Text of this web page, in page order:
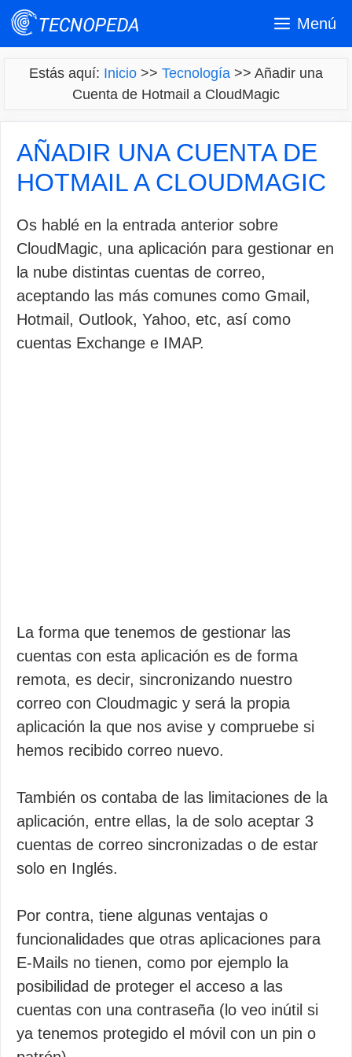
Saltar
Menú
Estás aquí: Inicio >> Tecnología >> Añadir una
Cuenta de Hotmail a CloudMagic
AÑADIR UNA CUENTA DE
HOTMAIL A CLOUDMAGIC
Os hablé en la entrada anterior sobre
CloudMagic, una aplicación para gestionar en
la nube distintas cuentas de correo,
aceptando las más comunes como Gmail,
Hotmail, Outlook, Yahoo, etc, así como
cuentas Exchange e IMAP.
La forma que tenemos de gestionar las
cuentas con esta aplicación es de forma
remota, es decir, sincronizando nuestro
correo con Cloudmagic y será la propia
aplicación la que nos avise y compruebe si
hemos recibido correo nuevo.
También os contaba de las limitaciones de la
aplicación, entre ellas, la de solo aceptar 3
cuentas de correo sincronizadas o de estar
solo en Inglés.
Por contra, tiene algunas ventajas o
funcionalidades que otras aplicaciones para
E-Mails no tienen, como por ejemplo la
posibilidad de proteger el acceso a las
cuentas con una contraseña (lo veo inútil si
ya tenemos protegido el móvil con un pin o